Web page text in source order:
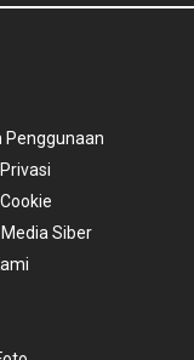
Penggunaan
Siber